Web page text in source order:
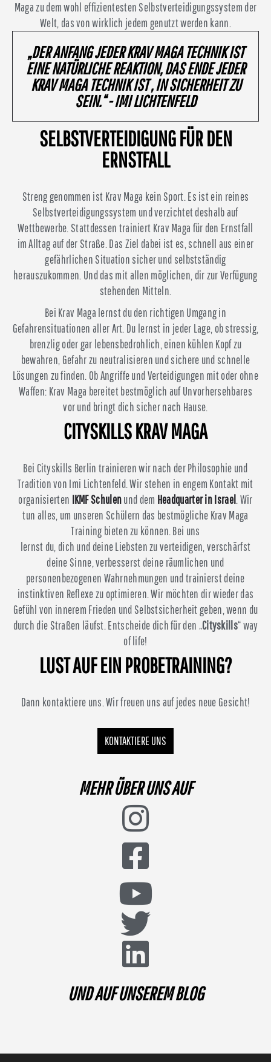
Maga zu dem wohl effizientesten Selbstverteidigungssystem der
Welt, das von wirklich jedem genutzt werden kann.
„DER ANFANG JEDER KRAV MAGA TECHNIK IST
EINE NATÜRLICHE REAKTION, DAS ENDE JEDER
KRAV MAGA TECHNIK IST , IN SICHERHEIT ZU
SEIN.“ - IMI LICHTENFELD
SELBSTVERTEIDIGUNG FÜR DEN
ERNSTFALL
Streng genommen ist Krav Maga kein Sport. Es ist ein reines
Selbstverteidigungssystem und verzichtet deshalb auf
Wettbewerbe. Stattdessen trainiert Krav Maga für den Ernstfall
im Alltag auf der Straße. Das Ziel dabei ist es, schnell aus einer
gefährlichen Situation sicher und selbstständig
herauszukommen. Und das mit allen möglichen, dir zur Verfügung
stehenden Mitteln.
Bei Krav Maga lernst du den richtigen Umgang in
Gefahrensituationen aller Art. Du lernst in jeder Lage, ob stressig,
brenzlig oder gar lebensbedrohlich, einen kühlen Kopf zu
bewahren, Gefahr zu neutralisieren und sichere und schnelle
Lösungen zu finden. Ob Angriffe und Verteidigungen mit oder ohne
Waffen: Krav Maga bereitet bestmöglich auf Unvorhersehbares
vor und bringt dich sicher nach Hause.
CITYSKILLS KRAV MAGA
Bei Cityskills Berlin trainieren wir nach der Philosophie und
Tradition von Imi Lichtenfeld. Wir stehen in engem Kontakt mit
organisierten IKMF Schulenund dem Headquarter in Israel . Wir
tun alles, um unseren Schülern das bestmögliche Krav Maga
Training bieten zu können. Bei uns
lernst du, dich und deine Liebsten zu verteidigen, verschärfst
deine Sinne, verbesserst deine räumlichen und
personenbezogenen Wahrnehmungen und trainierst deine
instinktiven Reflexe zu optimieren. Wir möchten dir wieder das
Gefühl von innerem Frieden und Selbstsicherheit geben, wenn du
durch die Straßen läufst. Entscheide dich für den „Cityskills“ way
of life!
LUST AUF EIN PROBETRAINING?
Dann kontaktiere uns. Wir freuen uns auf jedes neue Gesicht!
KONTAKTIERE UNS
MEHR ÜBER UNS AUF
UND AUF UNSEREM BLOG